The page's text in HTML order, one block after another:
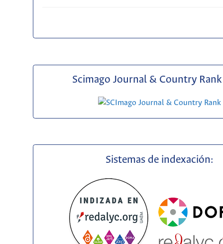
Scimago Journal & Country Rank
Sistemas de indexación: